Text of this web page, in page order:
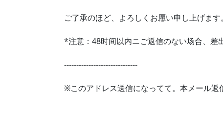
ご了承のほど、よろしくお愿い申し上げます。
*注意：48时间以内ニご返信のない场合、差
------------------------------
※このアドレス送信になってて。本メール